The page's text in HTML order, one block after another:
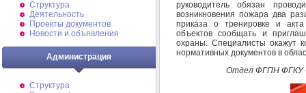
Структура
Деятельность
Проекты документов
Новости и объявления
Администрация
Структура
руководитель обязан
возникновения пожара два
приказа о тренировке и
объектов сообщать и
охраны. Специалисты окажут
нормативных документов в
Отдел ФГПН ФГКУ